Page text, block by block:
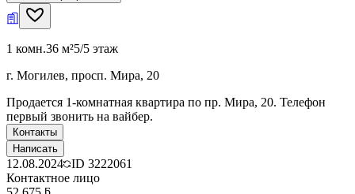
1 комн.36 м²5/5 этаж
г. Могилев, просп. Мира, 20
Продается 1-комнатная квартира по пр. Мира, 20. Телефон
первый звонить на вайбер.
Контакты
Написать
12.08.2024 ID 3222061
Контактное лицо